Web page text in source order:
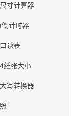
寸计算器
倒计时器
诀表
纸张大小
写转换器